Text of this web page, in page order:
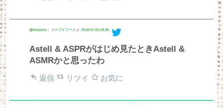
@ibupomu： イーブイブーイ⊿ 2018-01-10 18:35
Astell & ASPRがはじめ見たときAstell &
ASMRかと思ったわ
返信 リツイ お気に